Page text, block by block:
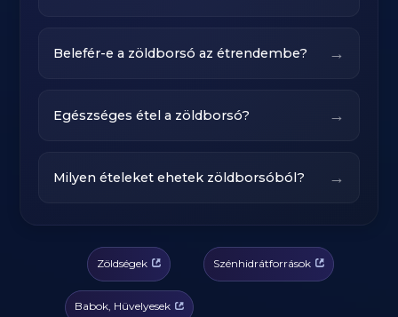
Belefér-e a zöldborsó az étrendembe? →
Egészséges étel a zöldborsó? →
Milyen ételeket ehetek zöldborsóból? →
Zöldségek Szénhidrátforrások
Babok, Hüvelyesek